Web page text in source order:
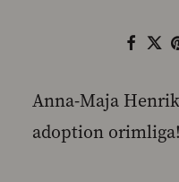
Anna-Maja
adoption orimliga!